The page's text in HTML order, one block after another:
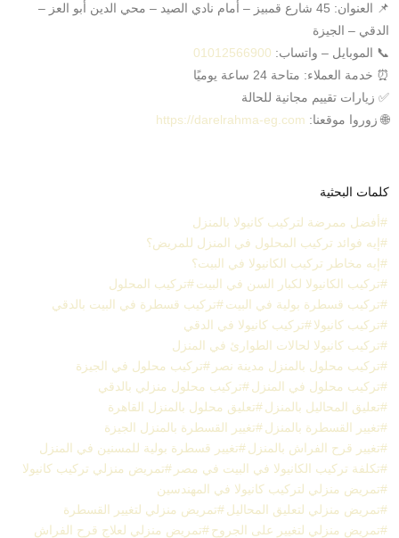
📌 العنوان: 45 شارع قمبيز – أمام نادي الصيد – محي الدين أبو العز –
الدقي – الجيزة
📞 الموبايل – واتساب: 01012566900
⏰ خدمة العملاء: متاحة 24 ساعة يوميًا
✅ زيارات تقييم مجانية للحالة
🌐 زوروا موقعنا: https://darelrahma-eg.com
كلمات البحثية
أفضل ممرضة لتركيب كانيولا بالمنزل
إيه فوائد تركيب المحلول في المنزل للمريض؟
إيه مخاطر تركيب الكانيولا في البيت؟
تركيب الكانيولا لكبار السن في البيت
تركيب المحلول
تركيب قسطرة بولية في البيت
تركيب قسطرة في البيت بالدقي
تركيب كانيولا
تركيب كانيولا في الدقي
تركيب كانيولا لحالات الطوارئ في المنزل
تركيب محلول بالمنزل مدينة نصر
تركيب محلول في الجيزة
تركيب محلول في المنزل
تركيب محلول منزلي بالدقي
تعليق المحاليل بالمنزل
تعليق محلول بالمنزل القاهرة
تغيير القسطرة بالمنزل
تغيير القسطرة بالمنزل الجيزة
تغيير قرح الفراش بالمنزل
تغيير قسطرة بولية للمسنين في المنزل
تكلفة تركيب الكانيولا في البيت في مصر
تمريض منزلي تركيب كانيولا
تمريض منزلي لتركيب كانيولا في المهندسين
تمريض منزلي لتعليق المحاليل
تمريض منزلي لتغيير القسطرة
تمريض منزلي لتغيير على الجروح
تمريض منزلي لعلاج قرح الفراش